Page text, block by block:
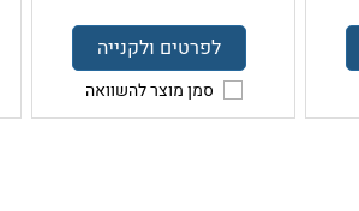
לפרטים ולקנייה
סמן מוצר להשוואה